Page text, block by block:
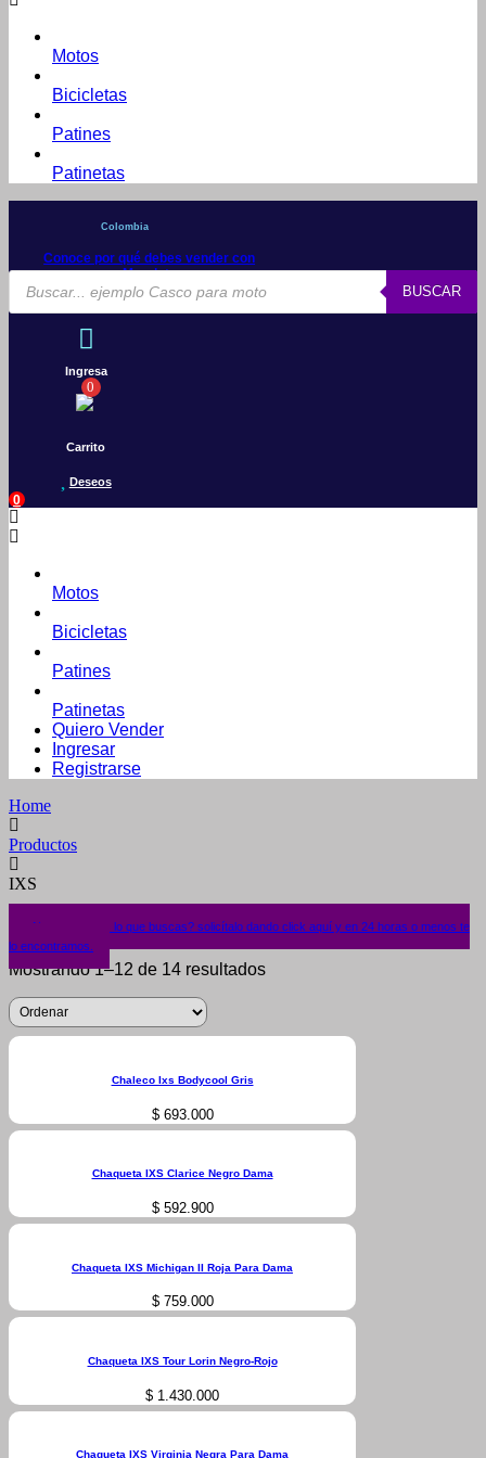
Motos
Bicicletas
Patines
Patinetas
Colombia
Conoce por qué debes vender con
Mercleta
Búsqueda
productos
BUSCAR
Ingresa
0
Carrito
Deseos
0
Motos
Bicicletas
Patines
Patinetas
Quiero Vender
Ingresar
Registrarse
Home
Productos
IXS
¿No encuentras lo que buscas? solicítalo dando click aquí y en 24 horas o menos te
lo encontramos.
Mostrando 1–12 de 14 resultados
Chaleco Ixs Bodycool Gris
$693.000
Chaqueta IXS Clarice Negro Dama
$592.900
Chaqueta IXS Michigan II Roja Para Dama
$759.000
Chaqueta IXS Tour Lorin Negro-Rojo
$ 1.430.000
Chaqueta IXS Virginia Negra Para Dama